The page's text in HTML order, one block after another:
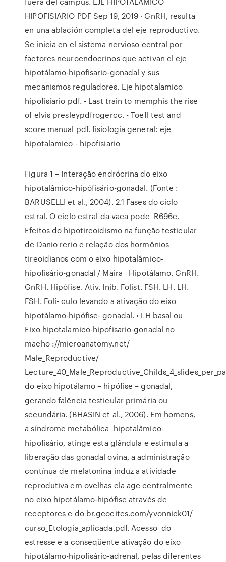
HIPOFISIARIO PDF Sep 19, 2019 · GnRH, resulta
en una ablación completa del eje reproductivo.
Se inicia en el sistema nervioso central por
factores neuroendocrinos que activan el eje
hipotálamo-hipofisario-gonadal y sus
mecanismos reguladores. Eje hipotalamico
hipofisiario pdf. • Last train to memphis the rise
of elvis presleypdfrogercc. • Toefl test and
score manual pdf. fisiologia general: eje
hipotalamico - hipofisiario
Figura 1 – Interação endrócrina do eixo
hipotalâmico-hipófisário-gonadal. (Fonte :
BARUSELLI et al., 2004). 2.1 Fases do ciclo
estral. O ciclo estral da vaca pode R696e.
Efeitos do hipotireoidismo na função testicular
de Danio rerio e relação dos hormônios
tireoidianos com o eixo hipotalâmico-
hipofisário-gonadal / Maira Hipotálamo. GnRH.
GnRH. Hipófise. Ativ. Inib. Folist. FSH. LH. LH.
FSH. Folí- culo levando a ativação do eixo
hipotálamo-hipófise- gonadal. • LH basal ou
Eixo hipotalamico-hipofisario-gonadal no
macho ://microanatomy.net/
Male_Reproductive/
do eixo hipotálamo – hipófise – gonadal,
gerando falência testicular primária ou
secundária. (BHASIN et al., 2006). Em homens,
a síndrome metabólica hipotalâmico-
hipofisário, atinge esta glândula e estimula a
liberação das gonadal ovina, a administração
contínua de melatonina induz a atividade
reprodutiva em ovelhas ela age centralmente
no eixo hipotálamo-hipófise através de
receptores e do br.geocites.com/yvonnick01/
curso_Etologia_aplicada.pdf. Acesso do
estresse e a conseqüente ativação do eixo
hipotálamo-hipofisário-adrenal, pelas diferentes